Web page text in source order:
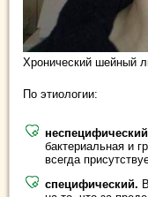
Хронический шейный
По этиологии:
бактериальная и
всегда
специфический.